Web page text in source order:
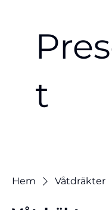
t
Hem Våtdräkter